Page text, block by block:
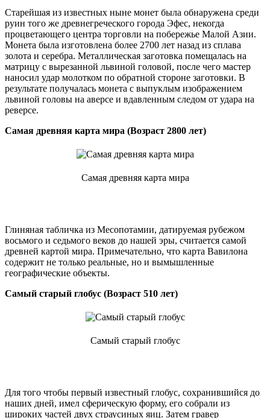
Старейшая из известных ныне монет была обнаружена среди
руин того же древнегреческого города Эфес, некогда
процветающего центра торговли на побережье Малой Азии.
Монета была изготовлена более 2700 лет назад из сплава
золота и серебра. Металлическая заготовка помещалась на
матрицу с вырезанной львиной головой, после чего мастер
наносил удар молотком по обратной стороне заготовки. В
результате получалась монета с выпуклым изображением
львиной головы на аверсе и вдавленным следом от удара на
реверсе.
Самая древняя карта мира (Возраст 2800 лет)
Самая древняя карта мира
Глиняная табличка из Месопотамии, датируемая рубежом
восьмого и седьмого веков до нашей эры, считается самой
древней картой мира. Примечательно, что карта Вавилона
содержит не только реальные, но и вымышленные
географические объекты.
Самый старый глобус (Возраст 510 лет)
Самый старый глобус
Для того чтобы первый известный глобус, сохранившийся до
наших дней, имел сферическую форму, его собрали из
широких частей двух страусиных яиц. Затем гравер